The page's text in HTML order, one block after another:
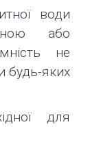
води
або
не
будь-яких
для